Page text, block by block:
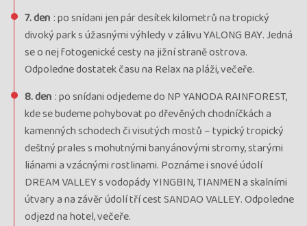
7. den : po snídani jen pár desítek kilometrů na tropický
divoký park s úžasnými výhledy v zálivu YALONG BAY. Jedná
se o nej fotogenické cesty na jižní straně ostrova.
Odpoledne dostatek času na Relax na pláži, večeře.
8. den : po snídani odjedeme do NP YANODA RAINFOREST,
kde se budeme pohybovat po dřevěných chodníčkách a
kamenných schodech či visutých mostů – typický tropický
deštný prales s mohutnými banyánovými stromy, starými
liánami a vzácnými rostlinami. Poznáme i snové údolí
DREAM VALLEY s vodopády YINGBIN, TIANMEN a skalními
útvary a na závěr údolí tří cest SANDAO VALLEY. Odpoledne
odjezd na hotel, večeře.